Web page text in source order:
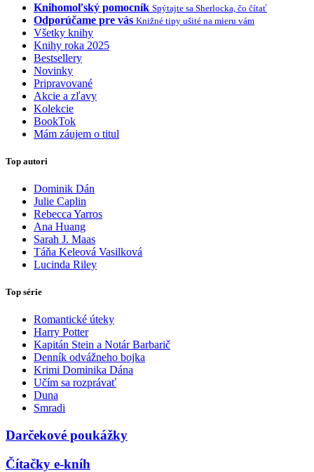
Knihomoľský pomocník Spýtajte sa Sherlocka, čo čítať
Odporúčame pre vás Knižné tipy ušité na mieru vám
Všetky knihy
Knihy roka 2025
Bestsellery
Novinky
Pripravované
Akcie a zľavy
Kolekcie
BookTok
Mám záujem o titul
Top autori
Dominik Dán
Julie Caplin
Rebecca Yarros
Ana Huang
Sarah J. Maas
Táňa Keleová Vasilková
Lucinda Riley
Top série
Romantické úteky
Harry Potter
Kapitán Stein a Notár Barbarič
Denník odvážneho bojka
Krimi Dominika Dána
Učím sa rozprávať
Duna
Smradi
Darčekové poukážky
Čítačky e-kníh